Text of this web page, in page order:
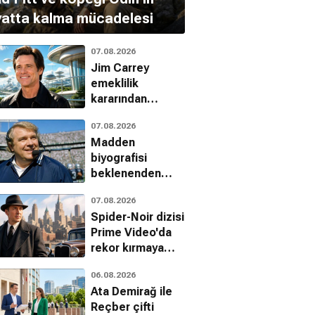
kalma mücadelesi
07.08.2026
Jim Carrey
emeklilik
kararından
Jetgiller ile
dönüyor
07.08.2026
Madden
biyografisi
beklenenden
07.08.2026
Spider-Noir dizisi
Prime Video'da
rekor kırmaya
06.08.2026
Ata Demirağ ile
Reçber çifti